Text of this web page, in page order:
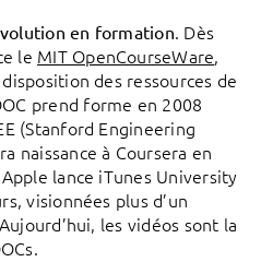
en formation. Dès
le MIT OpenCourseWare,
des ressources de
prend forme en 2008
(Stanford Engineering
naissance à Coursera en
lance iTunes University
visionnées plus d’un
les vidéos sont la